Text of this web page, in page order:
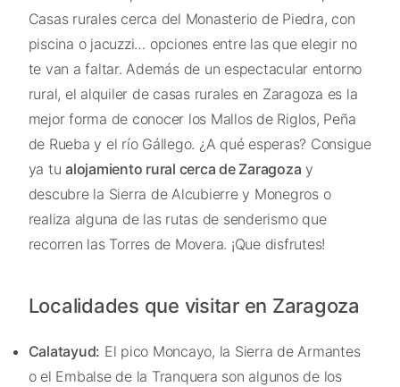
Casas rurales cerca del Monasterio de Piedra, con
piscina o jacuzzi… opciones entre las que elegir no
te van a faltar. Además de un espectacular entorno
rural, el alquiler de casas rurales en Zaragoza es la
mejor forma de conocer los Mallos de Riglos, Peña
de Rueba y el río Gállego. ¿A qué esperas? Consigue
ya tu alojamiento rural cerca de Zaragoza y
descubre la Sierra de Alcubierre y Monegros o
realiza alguna de las rutas de senderismo que
recorren las Torres de Movera. ¡Que disfrutes!
Localidades que visitar en Zaragoza
Calatayud: El pico Moncayo, la Sierra de Armantes
o el Embalse de la Tranquera son algunos de los